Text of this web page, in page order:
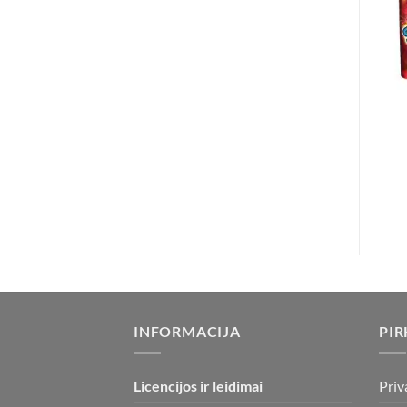
INFORMACIJA
Licencijos ir leidimai